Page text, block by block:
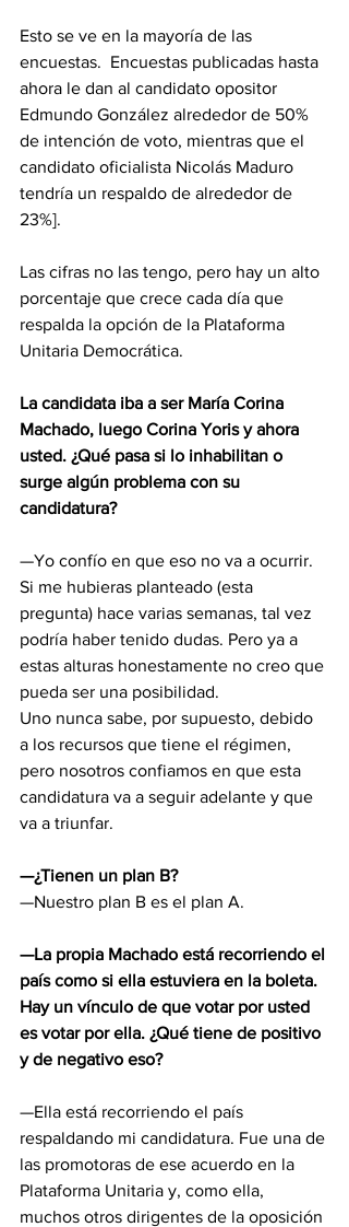
Esto se ve en la mayoría de las
encuestas.  Encuestas publicadas hasta
ahora le dan al candidato opositor
Edmundo González alrededor de 50%
de intención de voto, mientras que el
candidato oficialista Nicolás Maduro
tendría un respaldo de alrededor de
23%].
Las cifras no las tengo, pero hay un alto
porcentaje que crece cada día que
respalda la opción de la Plataforma
Unitaria Democrática.
La candidata iba a ser María Corina
Machado, luego Corina Yoris y ahora
usted. ¿Qué pasa si lo inhabilitan o
surge algún problema con su
candidatura?
—Yo confío en que eso no va a ocurrir.
Si me hubieras planteado (esta
pregunta) hace varias semanas, tal vez
podría haber tenido dudas. Pero ya a
estas alturas honestamente no creo que
pueda ser una posibilidad.
Uno nunca sabe, por supuesto, debido
a los recursos que tiene el régimen,
pero nosotros confiamos en que esta
candidatura va a seguir adelante y que
va a triunfar.
—¿Tienen un plan B?
—Nuestro plan B es el plan A.
—La propia Machado está recorriendo el
país como si ella estuviera en la boleta.
Hay un vínculo de que votar por usted
es votar por ella. ¿Qué tiene de positivo
y de negativo eso?
—Ella está recorriendo el país
respaldando mi candidatura. Fue una de
las promotoras de ese acuerdo en la
Plataforma Unitaria y, como ella,
muchos otros dirigentes de la oposición